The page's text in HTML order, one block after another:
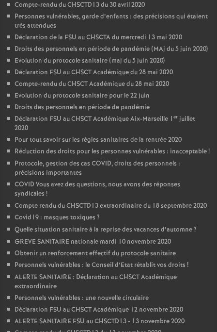
Compte-rendu du CHSCTD13 du 30 avril 2020
Personnes vulnérables, garde d’enfants : des précisions qui étaient
très attendues
Déclaration de la FSU au CHSCTA du mercredi 13 mai 2020
Droits des personnels en période de pandémie (MAj du 5 juin 2020)
Evolution du protocole sanitaire (maj du 5 juin 2020)
Déclaration FSU au CHSCT Académique du 28 mai 2020
Compte-rendu du CHSCT Académique du 28 mai 2020
Evolution du protocole sanitaire pour le 22 juin
Droits des personnels en période de pandémie
Déclaration FSU au CHSCT Académique Aix-Marseille 1 er juillet
2020
Pour tout savoir sur les règles sanitaires de la rentrée 2020
Réduction des droits pour les personnes vulnérables : inacceptable!
Protocole, gestion des cas COVID, droits des personnels :
précisions importantes
COVID Vous avez des questions, nous avons des réponses
syndicales !
Compte rendu du CHSCTD13 extraordinaire du 18 septembre 2020
Covid19 : masques toxiques ?
Quelle situation sanitaire à la reprise des vacances d’automne?
GREVE SANITAIRE nationale mardi 10 novembre 2020
Obtenir un renforcement effectif du protocole sanitaire
Personnels vulnérables : le Conseil d’Etat rétablit vos droits !
ALERTE SANITAIRE : Déclaration au CHSCT Académique
extraordinaire
Personnels vulnérables : une nouvelle circulaire
Déclaration FSU au CHSCT Académique 12 novembre 2020
ALERTE SANITAIRE FSU au CHSCTD13 - 13 novembre 2020